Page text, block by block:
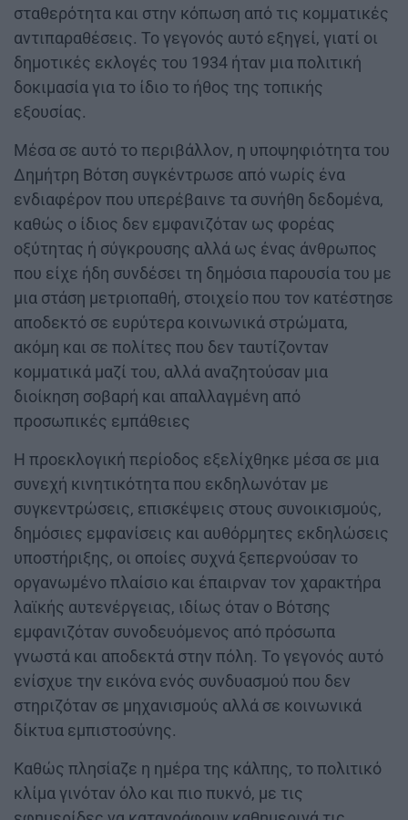
σταθερότητα και στην κόπωση από τις κομματικές
αντιπαραθέσεις. Το γεγονός αυτό εξηγεί, γιατί οι
δημοτικές εκλογές του 1934 ήταν μια πολιτική
δοκιμασία για το ίδιο το ήθος της τοπικής
εξουσίας.
Μέσα σε αυτό το περιβάλλον, η υποψηφιότητα του
Δημήτρη Βότση συγκέντρωσε από νωρίς ένα
ενδιαφέρον που υπερέβαινε τα συνήθη δεδομένα,
καθώς ο ίδιος δεν εμφανιζόταν ως φορέας
οξύτητας ή σύγκρουσης αλλά ως ένας άνθρωπος
που είχε ήδη συνδέσει τη δημόσια παρουσία του με
μια στάση μετριοπαθή, στοιχείο που τον κατέστησε
αποδεκτό σε ευρύτερα κοινωνικά στρώματα,
ακόμη και σε πολίτες που δεν ταυτίζονταν
κομματικά μαζί του, αλλά αναζητούσαν μια
διοίκηση σοβαρή και απαλλαγμένη από
προσωπικές εμπάθειες
Η προεκλογική περίοδος εξελίχθηκε μέσα σε μια
συνεχή κινητικότητα που εκδηλωνόταν με
συγκεντρώσεις, επισκέψεις στους συνοικισμούς,
δημόσιες εμφανίσεις και αυθόρμητες εκδηλώσεις
υποστήριξης, οι οποίες συχνά ξεπερνούσαν το
οργανωμένο πλαίσιο και έπαιρναν τον χαρακτήρα
λαϊκής αυτενέργειας, ιδίως όταν ο Βότσης
εμφανιζόταν συνοδευόμενος από πρόσωπα
γνωστά και αποδεκτά στην πόλη. Το γεγονός αυτό
ενίσχυε την εικόνα ενός συνδυασμού που δεν
στηριζόταν σε μηχανισμούς αλλά σε κοινωνικά
δίκτυα εμπιστοσύνης.
Καθώς πλησίαζε η ημέρα της κάλπης, το πολιτικό
κλίμα γινόταν όλο και πιο πυκνό, με τις